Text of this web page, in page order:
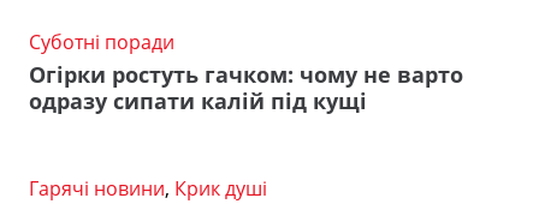
Суботні поради
Огірки ростуть гачком: чому не варто
одразу сипати калій під кущі
Гарячі новини, Крик душі